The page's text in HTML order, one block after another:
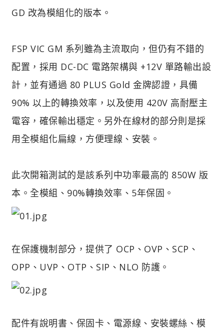
GD 改為模組化的版本。
FSP VIC GM 系列雖為主流取向，但仍有不錯的
配置，採用 DC-DC 電路架構與 +12V 單路輸出設
計，並有通過 80 PLUS Gold 金牌認證，具備
90% 以上的轉換效率，以及使用 420V 高耐壓主
電容，確保輸出穩定。另外在線材的部分則是採
用全模組化扁線，方便理線、安裝。
此次開箱測試的是該系列中功率最高的 850W 版
本。全模組、90%轉換效率、5年保固。
在保護機制部分，提供了 OCP、OVP、SCP、
OPP、UVP、OTP、SIP、NLO 防護。
配件有說明書、保固卡、電源線、安裝螺絲、模